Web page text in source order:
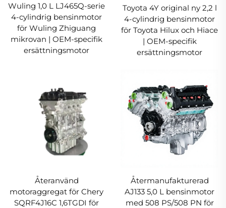
Wuling 1,0 L LJ465Q-serie
4-cylindrig bensinmotor
för Wuling Zhiguang
mikrovan | OEM-specifik
ersättningsmotor
Toyota 4Y original ny 2,2 l
4-cylindrig bensinmotor
för Toyota Hilux och Hiace
| OEM-specifik
ersättningsmotor
Återanvänd
motoraggregat för Chery
SQRF4J16C 1,6TGDI för
Återmanufakturerad
AJ133 5,0 L bensinmotor
med 508 PS/508 PN för